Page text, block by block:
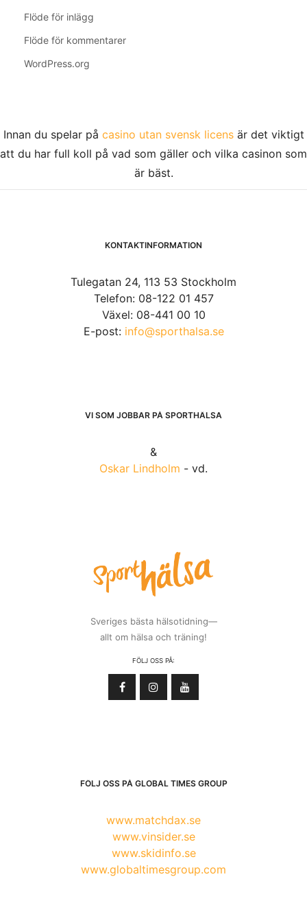
Flöde för inlägg
Flöde för kommentarer
WordPress.org
Innan du spelar på casino utan svensk licensär det viktigt
att du har full koll på vad som gäller och vilka casinon som
är bäst.
KONTAKTINFORMATION
Tulegatan 24, 113 53 Stockholm
Telefon: 08-122 01 457
Växel: 08-441 00 10
E-post: info@sporthalsa.se
VI SOM JOBBAR PÅ SPORTHÄLSA
&
Oskar Lindholm - vd.
Sveriges bästa hälsotidning—
allt om hälsa och träning!
FÖLJ OSS PÅ:
FÖLJ OSS PÅ GLOBAL TIMES GROUP
www.matchdax.se
www.vinsider.se
www.skidinfo.se
www.globaltimesgroup.com